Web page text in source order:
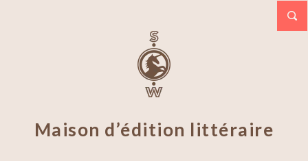
Maison d’édition littéraire